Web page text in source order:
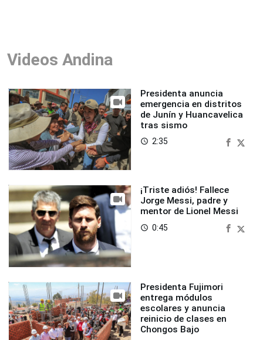
Videos Andina
Presidenta anuncia
emergencia en distritos
de Junín y Huancavelica
tras sismo
access_time 2:35
¡Triste adiós! Fallece
Jorge Messi, padre y
mentor de Lionel Messi
access_time 0:45
Presidenta Fujimori
entrega módulos
escolares y anuncia
reinicio de clases en
Chongos Bajo